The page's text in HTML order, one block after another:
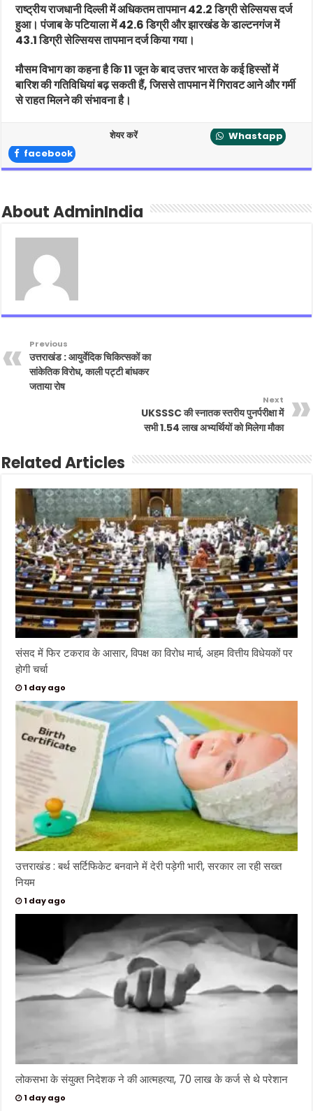
राष्ट्रीय राजधानी दिल्ली में अधिकतम तापमान 42.2 डिग्री सेल्सियस दर्ज
हुआ। पंजाब के पटियाला में 42.6 डिग्री और झारखंड के डाल्टनगंज में
43.1 डिग्री सेल्सियस तापमान दर्ज किया गया।
मौसम विभाग का कहना है कि 11 जून के बाद उत्तर भारत के कई हिस्सों में
बारिश की गतिविधियां बढ़ सकती हैं, जिससे तापमान में गिरावट आने और गर्मी
से राहत मिलने की संभावना है।
शेयर करें
Whastapp
facebook
About AdminIndia
Previous
उत्तराखंड : आयुर्वेदिक चिकित्सकों का
सांकेतिक विरोध, काली पट्टी बांधकर
जताया रोष
Next
UKSSSC की स्नातक स्तरीय पुनर्परीक्षा में
सभी 1.54 लाख अभ्यर्थियों को मिलेगा मौका
Related Articles
संसद में फिर टकराव के आसार, विपक्ष का विरोध मार्च, अहम वित्तीय विधेयकों पर
होगी चर्चा
1 day ago
उत्तराखंड : बर्थ सर्टिफिकेट बनवाने में देरी पड़ेगी भारी, सरकार ला रही सख्त
नियम
1 day ago
लोकसभा के संयुक्त निदेशक ने की आत्महत्या, 70 लाख के कर्ज से थे परेशान
1 day ago